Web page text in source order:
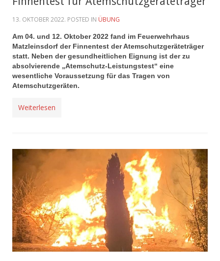
13. OKTOBER 2022. POSTED IN ÜBUNG
Am 04. und 12. Oktober 2022 fand im Feuerwehrhaus
Matzleinsdorf der Finnentest der Atemschutzgeräteträger
statt. Neben der gesundheitlichen Eignung ist der zu
absolvierende „Atemschutz-Leistungstest“ eine
wesentliche Voraussetzung für das Tragen von
Atemschutzgeräten.
Weiterlesen